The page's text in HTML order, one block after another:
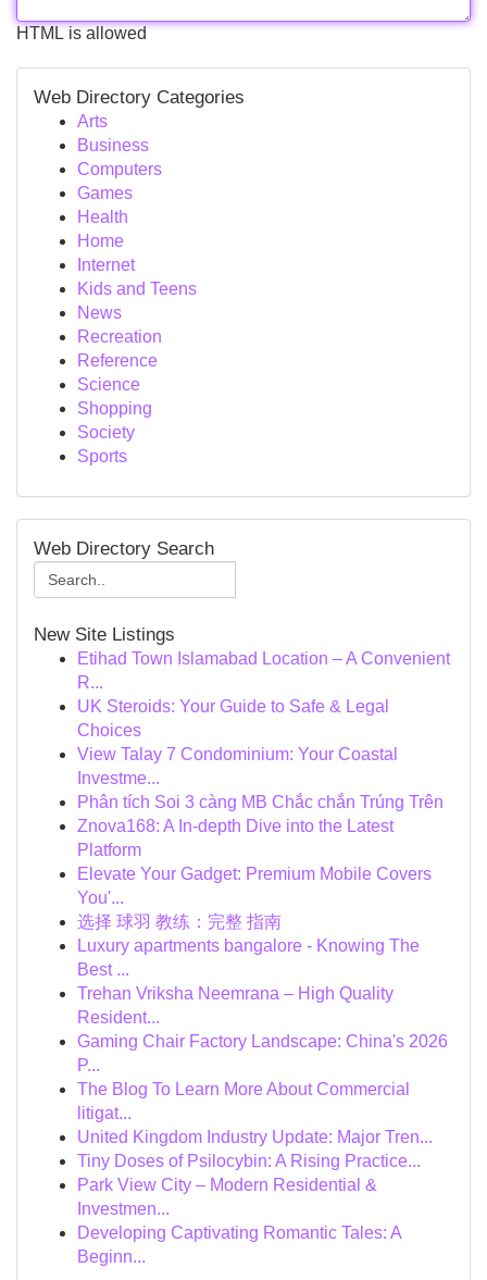
HTML is allowed
Web Directory Categories
Arts
Business
Computers
Games
Health
Home
Internet
Kids and Teens
News
Recreation
Reference
Science
Shopping
Society
Sports
Web Directory Search
New Site Listings
Etihad Town Islamabad Location – A Convenient
R...
UK Steroids: Your Guide to Safe & Legal
Choices
View Talay 7 Condominium: Your Coastal
Investme...
Phân tích Soi 3 càng MB Chắc chắn Trúng Trên
Znova168: A In-depth Dive into the Latest
Platform
Elevate Your Gadget: Premium Mobile Covers
You'...
选择 球羽 教练：完整 指南
Luxury apartments bangalore - Knowing The
Best ...
Trehan Vriksha Neemrana – High Quality
Resident...
Gaming Chair Factory Landscape: China's 2026
P...
The Blog To Learn More About Commercial
litigat...
United Kingdom Industry Update: Major Tren...
Tiny Doses of Psilocybin: A Rising Practice...
Park View City – Modern Residential &
Investmen...
Developing Captivating Romantic Tales: A
Beginn...